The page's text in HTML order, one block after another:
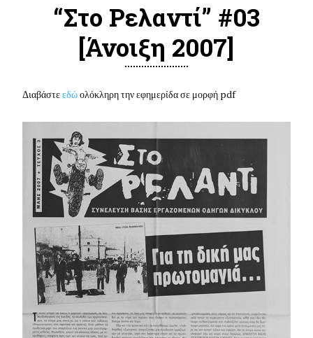
“Στο Ρελαντί” #03
[Άνοιξη 2007]
Διαβάστεεδώολόκληρη την εφημερίδα σε μορφή pdf